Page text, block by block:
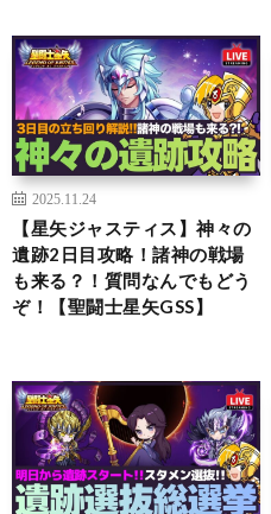
2025.11.24
【星矢ジャスティス】神々の
遺跡2日目攻略！諸神の戦場
も来る？！質問なんでもどう
ぞ！【聖闘士星矢GSS】